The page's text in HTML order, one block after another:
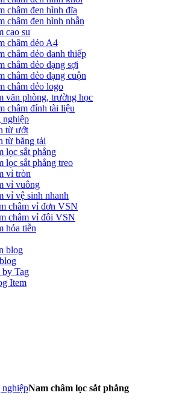
châm đen hình đĩa
châm đen hình nhẫn
cao su
châm dẻo A4
châm dẻo danh thiếp
châm dẻo dạng sợi
châm dẻo dạng cuộn
châm dẻo logo
văn phòng, trường học
châm đính tài liệu
nghiệp
từ ướt
từ băng tải
lọc sắt phẳng
lọc sắt phẳng treo
vỉ tròn
vỉ vuông
vỉ vệ sinh nhanh
châm vỉ đơn VSN
châm vỉ đôi VSN
hỏa tiễn
blog
Tag
Item
nghiệpNam châm lọc sắt phẳng